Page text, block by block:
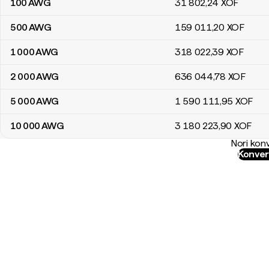
100AWG 31 802,24 XOF
500AWG 159 011,20 XOF
1 000AWG 318 022,39 XOF
2 000AWG 636 044,78 XOF
5 000AWG 1 590 111,95 XOF
10 000AWG 3 180 223,90 XOF
Nori